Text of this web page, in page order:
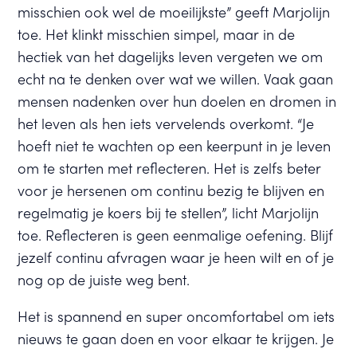
misschien ook wel de moeilijkste” geeft Marjolijn
toe. Het klinkt misschien simpel, maar in de
hectiek van het dagelijks leven vergeten we om
echt na te denken over wat we willen. Vaak gaan
mensen nadenken over hun doelen en dromen in
het leven als hen iets vervelends overkomt. “Je
hoeft niet te wachten op een keerpunt in je leven
om te starten met reflecteren. Het is zelfs beter
voor je hersenen om continu bezig te blijven en
regelmatig je koers bij te stellen”, licht Marjolijn
toe. Reflecteren is geen eenmalige oefening. Blijf
jezelf continu afvragen waar je heen wilt en of je
nog op de juiste weg bent.
Het is spannend en super oncomfortabel om iets
nieuws te gaan doen en voor elkaar te krijgen. Je